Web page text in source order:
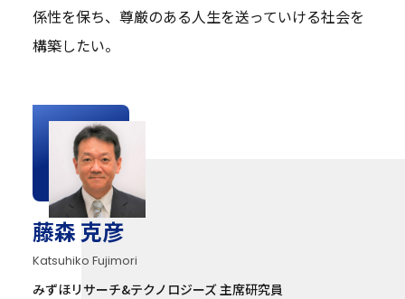
係性を保ち、尊厳のある人生を送っていける社会を
構築したい。
藤森 克彦
Katsuhiko Fujimori
みずほリサーチ&テクノロジーズ 主席研究員